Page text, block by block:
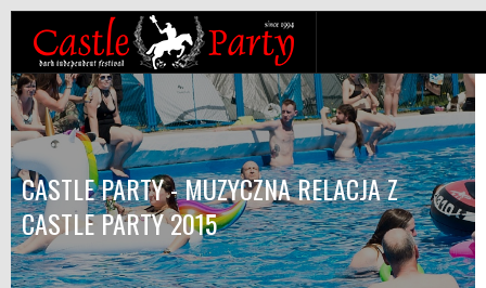
CASTLE PARTY - MUZYCZNA RELACJA Z
CASTLE PARTY 2015